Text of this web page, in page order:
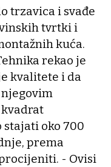
trzavica i svađe
tvrtki i
kuća.
rekao je
kvalitete i da
stajati oko 700
prema
- Ovisi